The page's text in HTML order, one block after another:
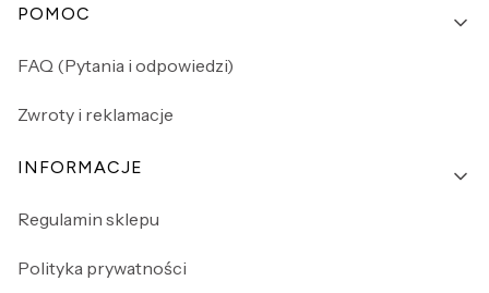
POMOC
FAQ (Pytania i odpowiedzi)
Zwroty i reklamacje
INFORMACJE
Regulamin sklepu
Polityka prywatności